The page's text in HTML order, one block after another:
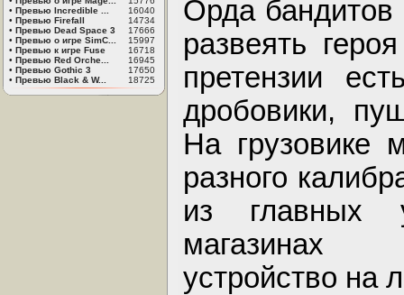
• Превью Incredible ...
16040
• Превью Firefall
14734
• Превью Dead Space 3
17666
• Превью о игре SimC...
15997
• Превью к игре Fuse
16718
• Превью Red Orche...
16945
• Превью Gothic 3
17650
• Превью Black & W... 18725
Орда бандитов
развеять
претензии
дробовики,
На грузовике
разного
из главных
магазинах
устройство на